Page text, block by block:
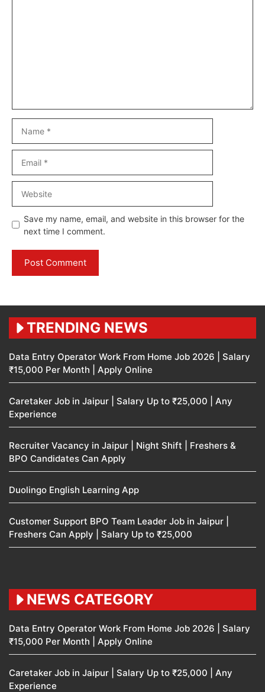
Save my name, email, and website in this browser for the
next time I comment.
TRENDING NEWS
Data Entry Operator Work From Home Job 2026 | Salary
₹15,000 Per Month | Apply Online
Caretaker Job in Jaipur | Salary Up to ₹25,000 | Any
Experience
Recruiter Vacancy in Jaipur | Night Shift | Freshers &
BPO Candidates Can Apply
Duolingo English Learning App
Customer Support BPO Team Leader Job in Jaipur |
Freshers Can Apply | Salary Up to ₹25,000
NEWS CATEGORY
Data Entry Operator Work From Home Job 2026 | Salary
₹15,000 Per Month | Apply Online
Caretaker Job in Jaipur | Salary Up to ₹25,000 | Any
Experience